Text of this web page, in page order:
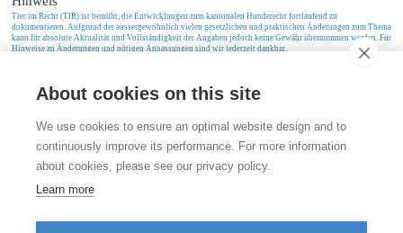
Tier im Recht (TIR) ist bemüht, die Entwicklungen zum kantonalen Hunderecht fortlaufend zu
dokumentieren. Aufgrund der aussergewöhnlich vielen gesetzlichen und praktischen Änderungen zum Thema
kann für absolute Aktualität und Vollständigkeit der Angaben jedoch keine Gewähr übernommen werden. Für
Hinweise zu Änderungen und nötigen Anpassungen sind wir jederzeit dankbar.
Stiftung für das Tier im Recht (TIR)
Rigistrasse 9
CH - 8006 Zürich
info@tierimrecht.org
Ihre Spende kann von den Steuern abgezogen werden.
About cookies on this site
We use cookies to ensure an optimal website design and to
continuously improve its performance. For more information
about cookies, please see our privacy policy.
Learn more